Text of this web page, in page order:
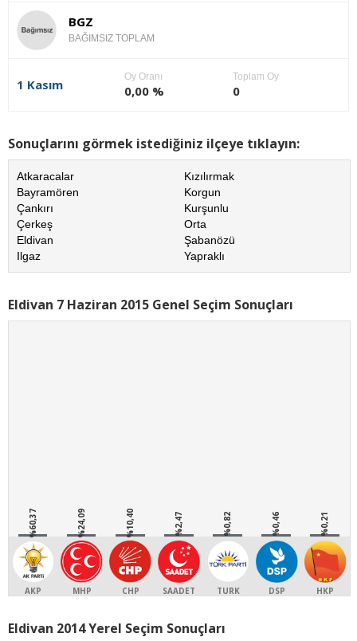
BGZ
BAĞIMSIZ TOPLAM
1 Kasım
Oy Oranı
0,00 %
Toplam Oy
0
Sonuçlarını görmek istediğiniz ilçeye tıklayın:
Atkaracalar
Bayramören
Çankırı
Çerkeş
Eldivan
Ilgaz
Kızılırmak
Korgun
Kurşunlu
Orta
Şabanözü
Yapraklı
Eldivan 7 Haziran 2015 Genel Seçim Sonuçları
%60,37
AKP
%24,09
MHP
%10,40
CHP
%2,47
SAADET
%0,82
TURK
%0,46
DSP
%0,21
HKP
Eldivan 2014 Yerel Seçim Sonuçları